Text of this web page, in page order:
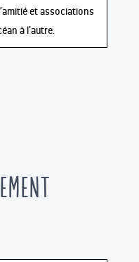
et associations
à l’autre.